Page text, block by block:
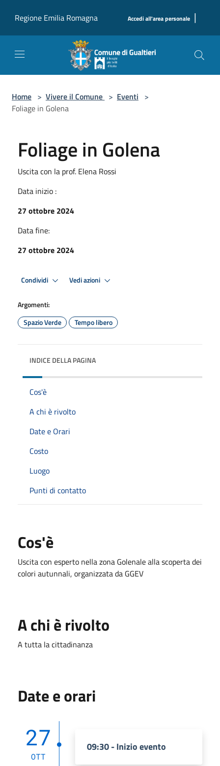
Regione Emilia Romagna
Accedi all'area personale |
Home > Vivere il Comune > Eventi >
Foliage in Golena
Foliage in Golena
Uscita con la prof. Elena Rossi
Data inizio :
27 ottobre 2024
Data fine:
27 ottobre 2024
Condividi Vedi azioni
Argomenti:
Spazio Verde
Tempo libero
INDICE DELLA PAGINA
Cos'è
A chi è rivolto
Date e Orari
Costo
Luogo
Punti di contatto
Cos'è
Uscita con esperto nella zona Golenale alla scoperta dei
colori autunnali, organizzata da GGEV
A chi è rivolto
A tutta la cittadinanza
Date e orari
27
OTT
09:30 - Inizio evento